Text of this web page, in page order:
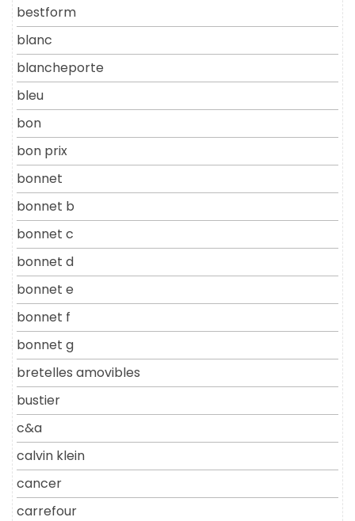
bestform
blanc
blancheporte
bleu
bon
bon prix
bonnet
bonnet b
bonnet c
bonnet d
bonnet e
bonnet f
bonnet g
bretelles amovibles
bustier
c&a
calvin klein
cancer
carrefour